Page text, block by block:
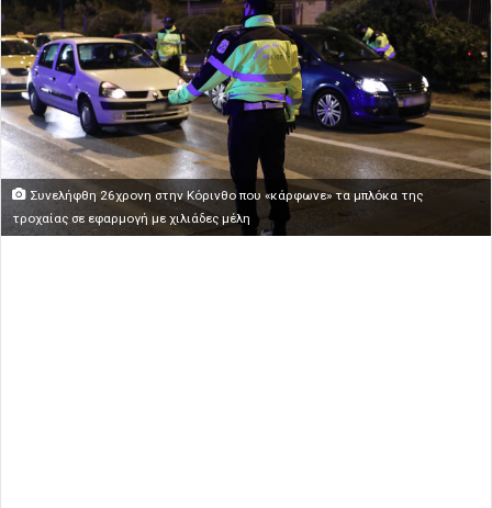
Συνελήφθη 26χρονη στην Κόρινθο που «κάρφωνε» τα μπλόκα της
τροχαίας σε εφαρμογή με χιλιάδες μέλη